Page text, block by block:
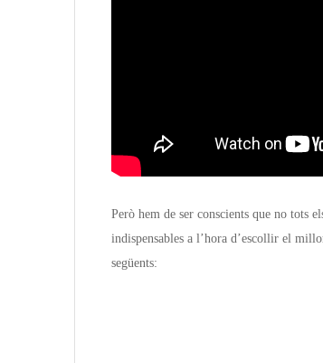
Però hem de ser conscients que no tots
indispensables a l’hora d’escollir el
següents: